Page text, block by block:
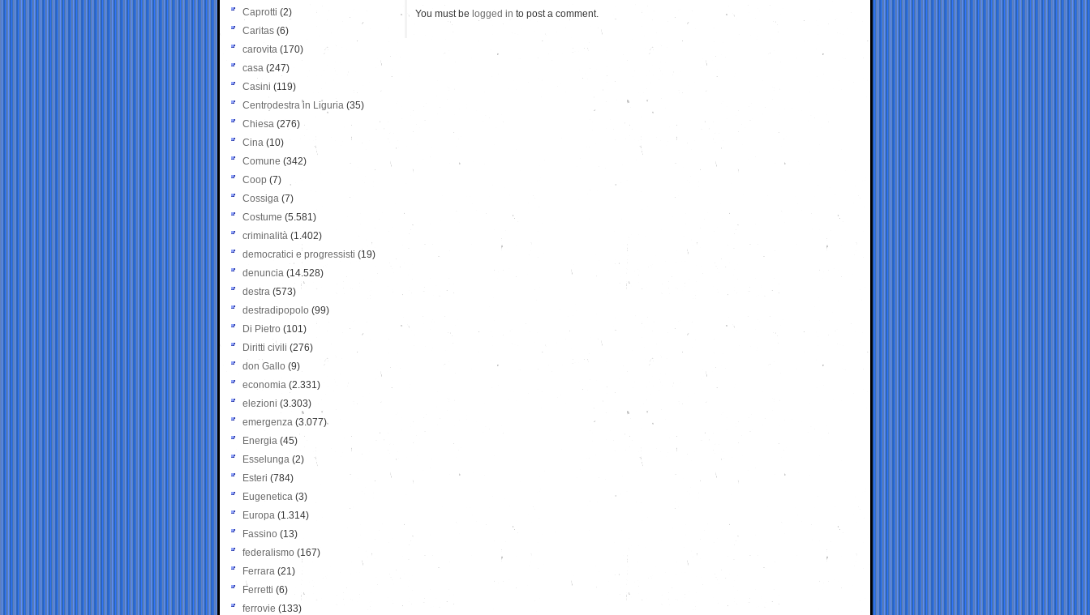
You must be logged in to post a comment.
Caprotti (2)
Caritas (6)
carovita (170)
casa (247)
Casini (119)
Centrodestra in Liguria (35)
Chiesa (276)
Cina (10)
Comune (342)
Coop (7)
Cossiga (7)
Costume (5.581)
criminalità (1.402)
democratici e progressisti (19)
denuncia (14.528)
destra (573)
destradipopolo (99)
Di Pietro (101)
Diritti civili (276)
don Gallo (9)
economia (2.331)
elezioni (3.303)
emergenza (3.077)
Energia (45)
Esselunga (2)
Esteri (784)
Eugenetica (3)
Europa (1.314)
Fassino (13)
federalismo (167)
Ferrara (21)
Ferretti (6)
ferrovie (133)